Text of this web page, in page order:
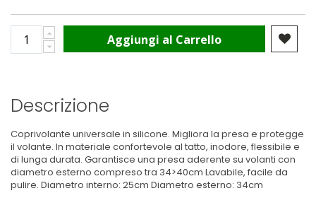
Aggiungi al Carrello
Descrizione
Coprivolante universale in silicone. Migliora la presa e protegge
il volante. In materiale confortevole al tatto, inodore, flessibile e
di lunga durata. Garantisce una presa aderente su volanti con
diametro esterno compreso tra 34>40cm Lavabile, facile da
pulire. Diametro interno: 25cm Diametro esterno: 34cm